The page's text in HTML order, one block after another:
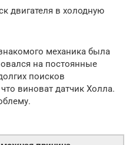
двигателя в холодную
механика была
на постоянные
поисков
виноват датчик Холла.